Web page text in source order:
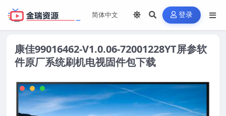
登录
康佳99016462-V1.0.06-72001228YT屏参软
件原厂系统刷机电视固件包下载